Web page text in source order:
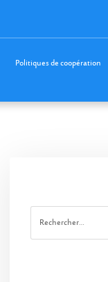
Politiques de coopération